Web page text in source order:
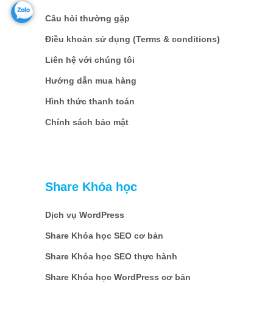
Câu hỏi thường gặp
Điều khoản sử dụng (Terms & conditions)
Liên hệ với chúng tôi
Hướng dẫn mua hàng
Hình thức thanh toán
Chính sách bảo mật
Share Khóa học
Dịch vụ WordPress
Share Khóa học SEO cơ bản
Share Khóa học SEO thực hành
Share Khóa học WordPress cơ bản